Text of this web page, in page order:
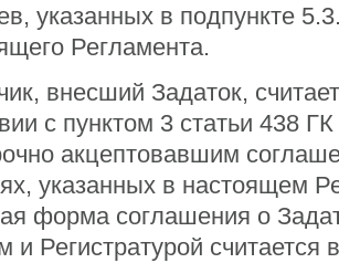
указанных в подпункте
Регламента.
внесший Задаток,
с пунктом 3 статьи 438
акцептовавшим
указанных в настоящем
форма соглашения о
и Регистратурой считается